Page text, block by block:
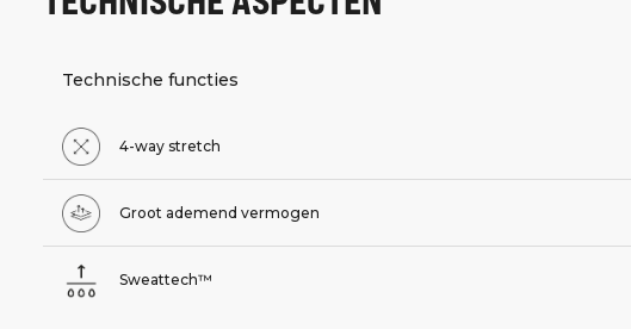
Technische functies
4-way stretch
Groot ademend vermogen
Sweattech™